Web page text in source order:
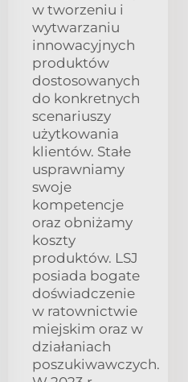
w tworzeniu i
wytwarzaniu
innowacyjnych
produktów
dostosowanych
do konkretnych
scenariuszy
użytkowania
klientów. Stałe
usprawniamy
swoje
kompetencje
oraz obniżamy
koszty
produktów. LSJ
posiada bogate
doświadczenie
w ratownictwie
miejskim oraz w
działaniach
poszukiwawczych.